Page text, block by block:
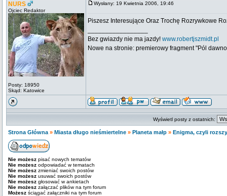
NURS
Ojciec Redaktor
Posty: 18950
Skąd: Katowice
Wysłany: 19 Kwietnia 2006, 19:46
Piszesz Interesujące Oraz Trochę Rozrywkowe
Bez gwiazdy nie ma jazdy! www.robertjszmidt.pl
Nowe na stronie: premierowy fragment "Pól
Wyświetl posty z ostatnich:
Strona Główna » Miasta długo nieśmiertelne » Planeta małp » Enigma, czyli
Nie możesz pisać nowych tematów
Nie możesz odpowiadać w tematach
Nie możesz zmieniać swoich postów
Nie możesz usuwać swoich postów
Nie możesz głosować w ankietach
Nie możesz załączać plików na tym forum
Możesz ściągać załączniki na tym forum